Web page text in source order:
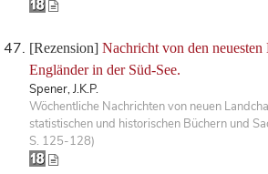
[Rezension] Nachricht von den neuesten
Engländer in der Süd-See.
Spener, J.K.P.
Wöchentliche Nachrichten von neuen
statistischen und historischen Büchern und
S. 125-128)